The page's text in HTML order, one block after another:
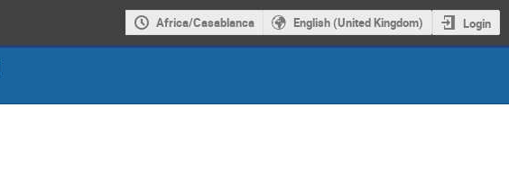
Africa/Casablanca English (United Kingdom) Login